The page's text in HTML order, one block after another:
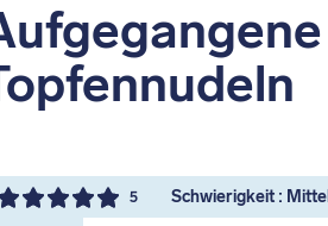
5 Schwierigkeit : Mittel